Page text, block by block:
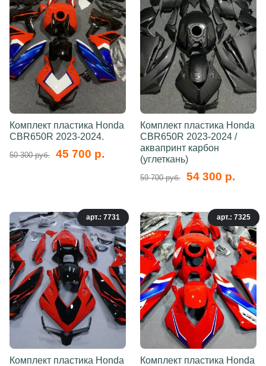
Комплект пластика Honda
CBR650R 2023-2024.
50 300 руб. 45 700 р.
Комплект пластика Honda
CBR650R 2023-2024 /
аквапринт карбон
(углеткань)
59 700 руб. 54 300 р.
арт.: 7731
Комплект пластика Honda
арт.: 7325
Комплект пластика Honda